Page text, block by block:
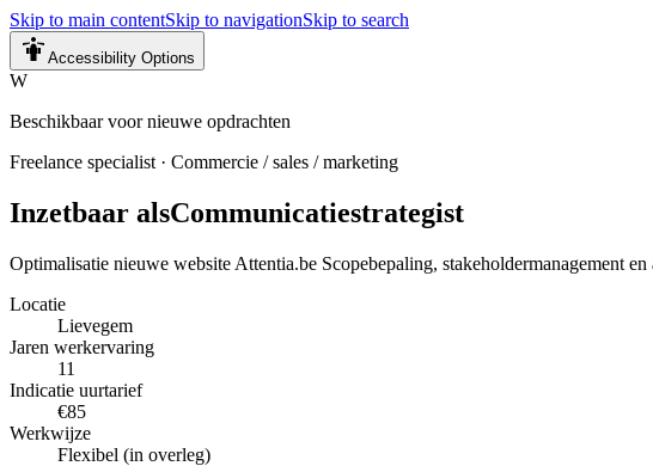
Skip to main contentSkip to navigationSkip to search
Accessibility Options
W
Beschikbaar voor nieuwe opdrachten
Freelance specialist · Commercie / sales / marketing
Inzetbaar alsCommunicatiestrategist
Optimalisatie nieuwe website Attentia.be Scopebepaling, stakeholdermanagement
Locatie
Lievegem
Jaren werkervaring
11
Indicatie uurtarief
€85
Werkwijze
Flexibel (in overleg)